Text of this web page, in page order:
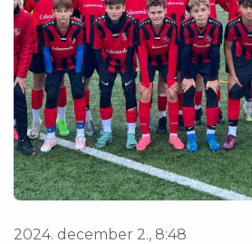
2024. december 2., 8:48